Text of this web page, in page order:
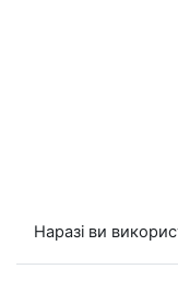
Наразі ви